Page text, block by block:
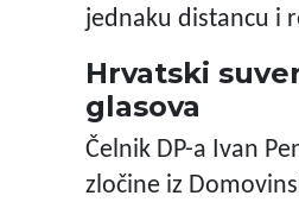
jednaku distancu i
Hrvatski
glasova
Čelnik DP-a Ivan
zločine iz